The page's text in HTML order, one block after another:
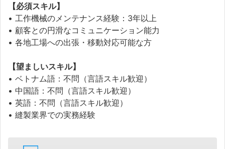
【必須スキル】
• 工作機械のメンテナンス経験：3年以上
• 顧客との円滑なコミュニケーション能力
• 各地工場への出張・移動対応可能な方
【望ましいスキル】
• ベトナム語：不問（言語スキル歓迎）
• 中国語：不問（言語スキル歓迎）
• 英語：不問（言語スキル歓迎）
• 縫製業界での実務経験